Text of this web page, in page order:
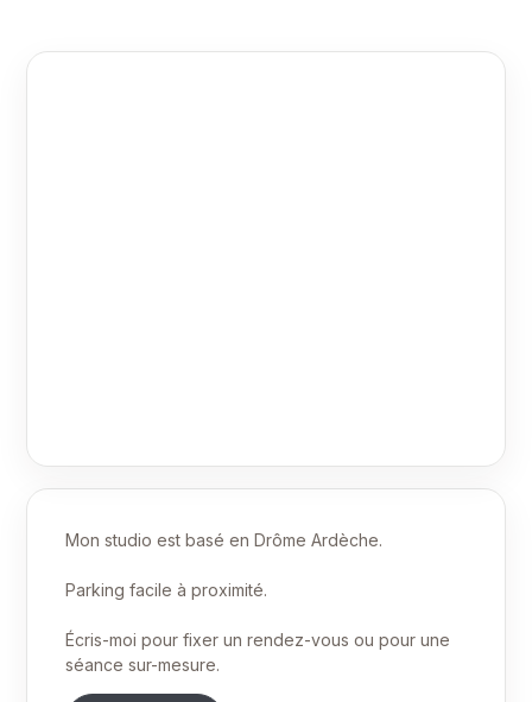
Mon studio est basé en Drôme Ardèche.
Parking facile à proximité.
Écris-moi pour fixer un rendez-vous ou pour une
séance sur-mesure.